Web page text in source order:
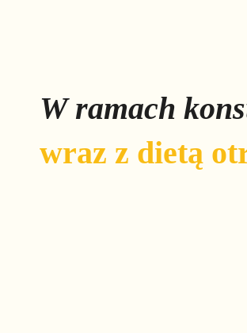
W ramach
wraz z dietą